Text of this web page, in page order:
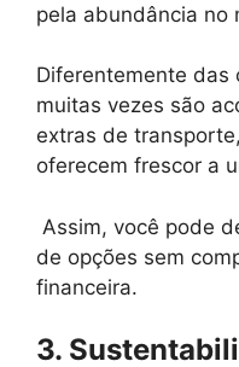
pela abundância no
Diferentemente das
muitas vezes são
extras de
oferecem frescor a
Assim, você pode
de opções sem
financeira.
3.